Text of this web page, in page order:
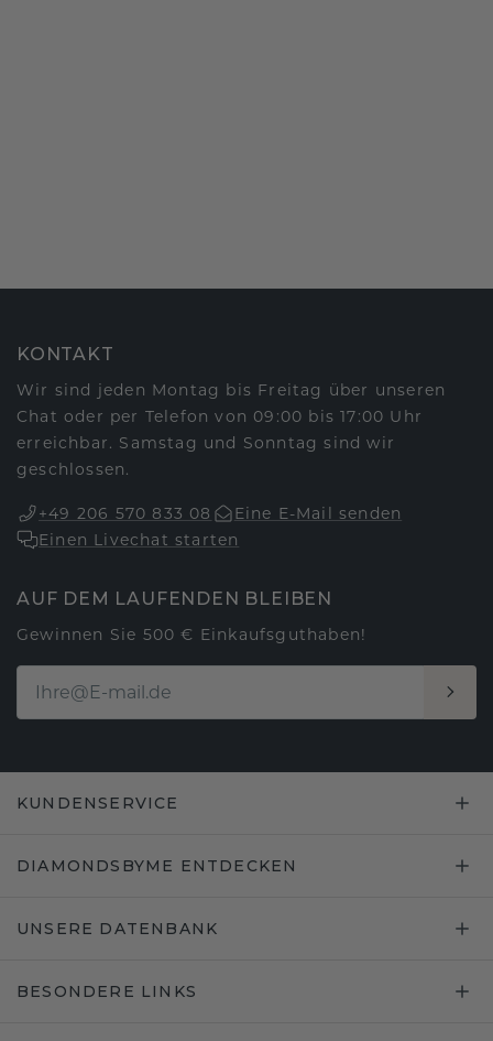
KONTAKT
Wir sind jeden Montag bis Freitag über unseren
Chat oder per Telefon von 09:00 bis 17:00 Uhr
erreichbar. Samstag und Sonntag sind wir
geschlossen.
+49 206 570 833 08
Eine E-Mail senden
Einen Livechat starten
AUF DEM LAUFENDEN BLEIBEN
Gewinnen Sie 500 € Einkaufsguthaben!
KUNDENSERVICE
DIAMONDSBYME ENTDECKEN
UNSERE DATENBANK
BESONDERE LINKS